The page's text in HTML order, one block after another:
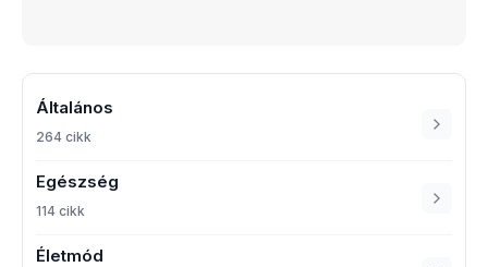
Általános
264 cikk
Egészség
114 cikk
Életmód